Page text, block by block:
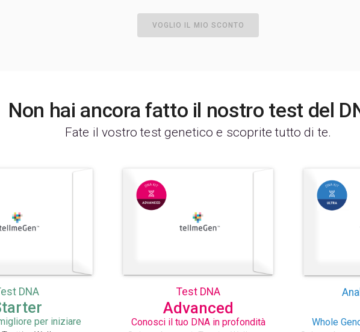
VOGLIO IL MIO SCONTO
Non hai ancora fatto il nostro test del
Fate il vostro test genetico e scoprite tutto di te.
DNA
per iniziare
Test DNA
Advanced
Conosci il tuo DNA in profondità Whole